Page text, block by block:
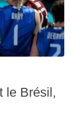
le Brésil,